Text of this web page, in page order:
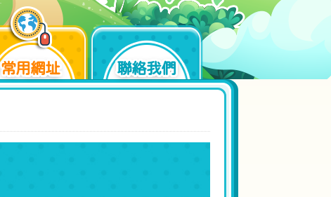
常用網址 聯絡我們